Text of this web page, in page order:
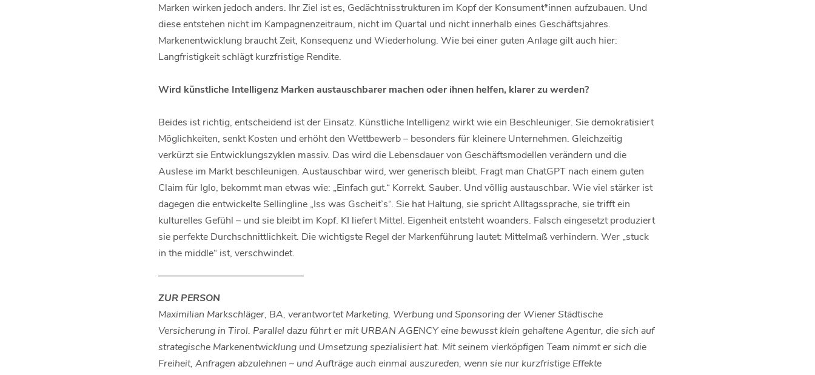
Marken wirken jedoch anders. Ihr Ziel ist es, Gedächtnisstrukturen im Kopf der Konsument*innen aufzubauen. Und
diese entstehen nicht im Kampagnenzeitraum, nicht im Quartal und nicht innerhalb eines Geschäftsjahres.
Markenentwicklung braucht Zeit, Konsequenz und Wiederholung. Wie bei einer guten Anlage gilt auch hier:
Langfristigkeit schlägt kurzfristige Rendite.
Wird künstliche Intelligenz Marken austauschbarer machen oder ihnen helfen, klarer zu werden?
Beides ist richtig, entscheidend ist der Einsatz. Künstliche Intelligenz wirkt wie ein Beschleuniger. Sie demokratisiert
Möglichkeiten, senkt Kosten und erhöht den Wettbewerb – besonders für kleinere Unternehmen. Gleichzeitig
verkürzt sie Entwicklungszyklen massiv. Das wird die Lebensdauer von Geschäftsmodellen verändern und die
Auslese im Markt beschleunigen. Austauschbar wird, wer generisch bleibt. Fragt man ChatGPT nach einem guten
Claim für Iglo, bekommt man etwas wie: „Einfach gut.“ Korrekt. Sauber. Und völlig austauschbar. Wie viel stärker ist
dagegen die entwickelte Sellingline „Iss was Gscheit’s“. Sie hat Haltung, sie spricht Alltagssprache, sie trifft ein
kulturelles Gefühl – und sie bleibt im Kopf. KI liefert Mittel. Eigenheit entsteht woanders. Falsch eingesetzt produziert
sie perfekte Durchschnittlichkeit. Die wichtigste Regel der Markenführung lautet: Mittelmaß verhindern. Wer „stuck
in the middle“ ist, verschwindet.
––––––––––––––––––––––––––––––
ZUR PERSON
Maximilian Markschläger, BA, verantwortet Marketing, Werbung und Sponsoring der Wiener Städtische
Versicherung in Tirol. Parallel dazu führt er mit URBAN AGENCY eine bewusst klein gehaltene Agentur, die sich auf
strategische Markenentwicklung und Umsetzung spezialisiert hat. Mit seinem vierköpfigen Team nimmt er sich die
Freiheit, Anfragen abzulehnen – und Aufträge auch einmal auszureden, wenn sie nur kurzfristige Effekte